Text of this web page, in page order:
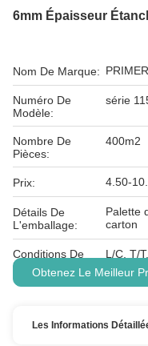
6mm Épaisseur
Nom De Marque:
Numéro De
Modèle:
série
Nombre De
Pièces:
400m2
Prix: 4.50-
Détails De
L'emballage:
Palette
carton
Conditions De
Paiement:
L/C, T/
Obtenez Le Meilleur
Les Informations